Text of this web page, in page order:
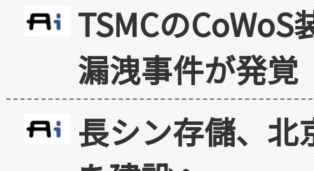
TSMCの
漏洩事件が発覚
長シン存儲、北